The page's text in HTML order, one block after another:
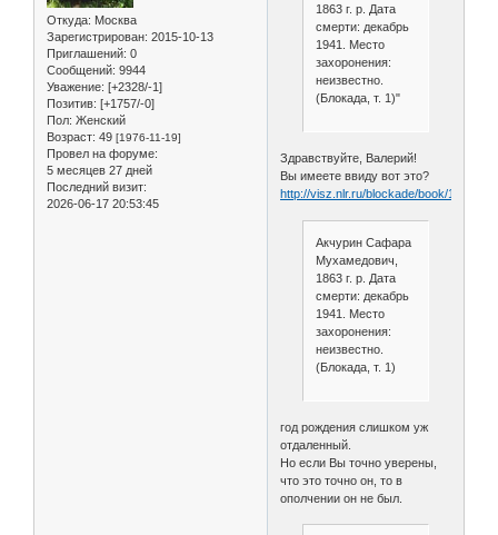
Откуда: Москва
Зарегистрирован: 2015-10-13
Приглашений: 0
Сообщений: 9944
Уважение: [+2328/-1]
Позитив: [+1757/-0]
Пол: Женский
Возраст: 49 [1976-11-19]
Провел на форуме:
5 месяцев 27 дней
Последний визит:
2026-06-17 20:53:45
1863 г. р. Дата
смерти: декабрь
1941. Место
захоронения:
неизвестно.
(Блокада, т. 1)"
Здравствуйте, Валерий!
Вы имеете ввиду вот это?
http://visz.nlr.ru/blockade/book/1/5790
Акчурин Сафара
Мухамедович,
1863 г. р. Дата
смерти: декабрь
1941. Место
захоронения:
неизвестно.
(Блокада, т. 1)
год рождения слишком уж
отдаленный.
Но если Вы точно уверены,
что это точно он, то в
ополчении он не был.